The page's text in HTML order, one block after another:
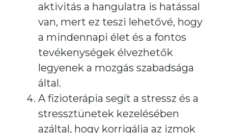
aktivitás a hangulatra is hatással
van, mert ez teszi lehetővé, hogy
a mindennapi élet és a fontos
tevékenységek élvezhetők
legyenek a mozgás szabadsága
által.
A fizioterápia segít a stressz és a
stressztünetek kezelésében
azáltal, hogy korrigálja az izmok